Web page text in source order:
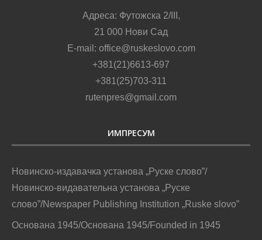
Адреса: Футожска 2/III,
21 000 Нови Сад
E-mail: office@ruskeslovo.com
+381(21)6613-697
+381(25)703-311
rutenpres@gmail.com
ИМПРЕСУМ
Новинско-издавачка установа „Руске слово”/
Новинско-видавательна установа „Руске
слово”/Newspaper Publishing Institution „Ruske slovo”
Основана 1945/Основана 1945/Founded in 1945